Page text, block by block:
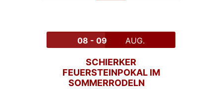
08 - 09 AUG.
SCHIERKER
FEUERSTEINPOKAL IM
SOMMERRODELN